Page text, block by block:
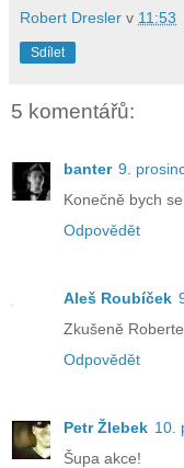
Robert Dresler v 11:53
Sdílet
5 komentářů:
banter 9.
Konečně bych
Odpovědět
Aleš Roubíček
Zkušeně
Odpovědět
Petr Žlebek 10.
Šupa akce!